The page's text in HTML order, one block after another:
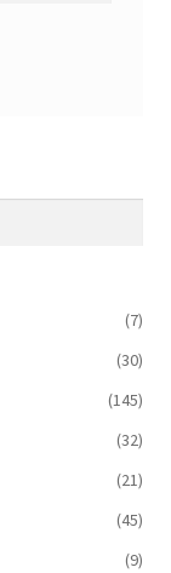
(7)
(30)
(145)
(32)
(21)
(45)
(9)